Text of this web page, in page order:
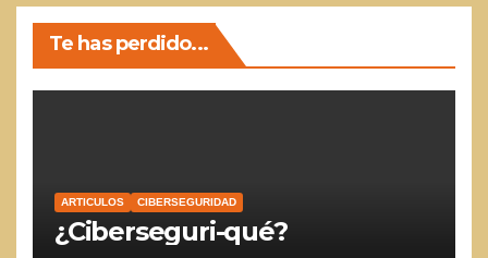
Te has perdido...
ARTICULOS CIBERSEGURIDAD
¿Ciberseguri-qué?